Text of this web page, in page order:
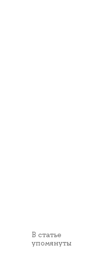
В статье
упомянуты